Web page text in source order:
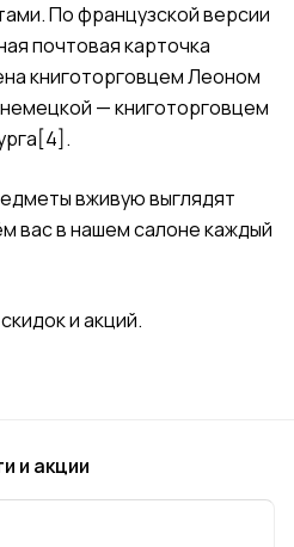
. По французской версии
почтовая карточка
книготорговцем Леоном
— книготорговцем
[4] .
вживую выглядят
вас в нашем салоне каждый
и акций.
и акции